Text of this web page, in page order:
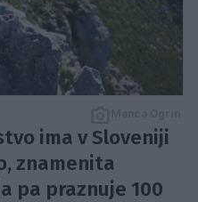
ima v Sloveniji
znamenita
pa praznuje 100